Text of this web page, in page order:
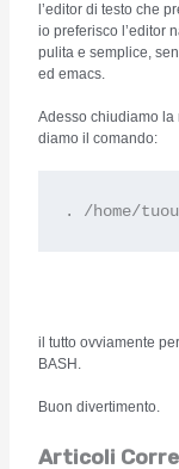
l’editor di testo che
io preferisco l’editor
pulita e semplice,
ed emacs.
Adesso chiudiamo la
diamo il comando:
. /home/
il tutto ovviamente
BASH.
Buon divertimento.
Articoli